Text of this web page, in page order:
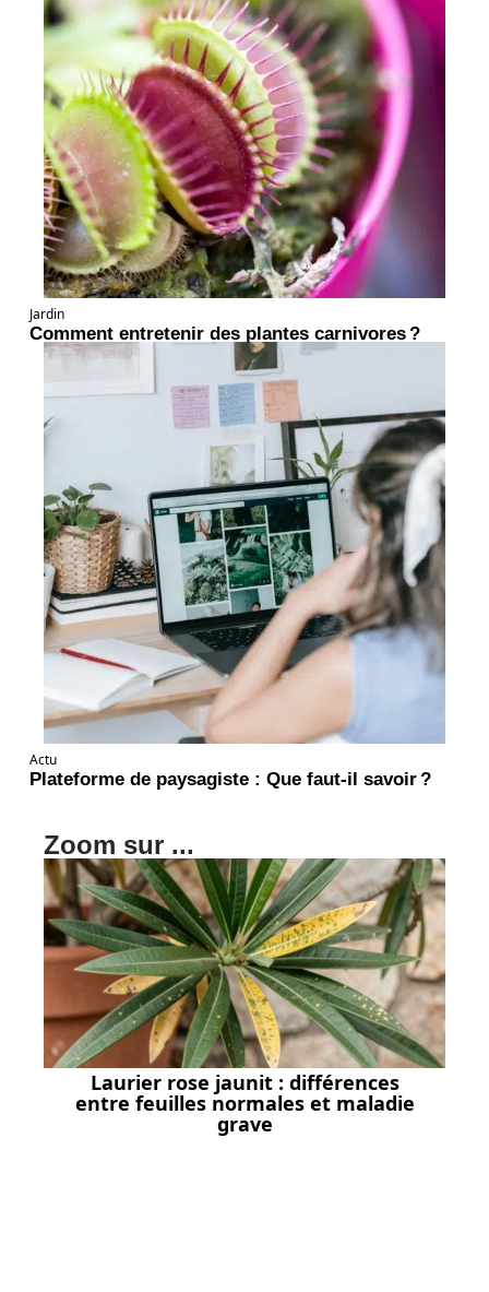
Jardin
Comment entretenir des plantes carnivores ?
Actu
Plateforme de paysagiste : Que faut-il savoir ?
Zoom sur ...
Laurier rose jaunit : différences
entre feuilles normales et maladie
grave